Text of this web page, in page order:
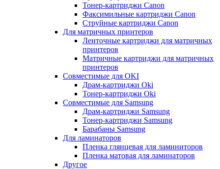
Тонер-картриджи Canon
Факсимильные картриджи Canon
Струйные картриджи Canon
Для матричных принтеров
Ленточные картриджи для матричных
принтеров
Матричные картриджи для матричных
принтеров
Совместимые для OKI
Драм-картриджи Oki
Тонер-картриджи Oki
Совместимые для Samsung
Драм-картриджи Samsung
Тонер-картриджи Samsung
Барабаны Samsung
Для ламинаторов
Пленка глянцевая для ламиниторов
Пленка матовая для ламинаторов
Другое